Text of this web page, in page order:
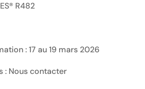
R482
: 17 au 19 mars 2026
: Nous contacter